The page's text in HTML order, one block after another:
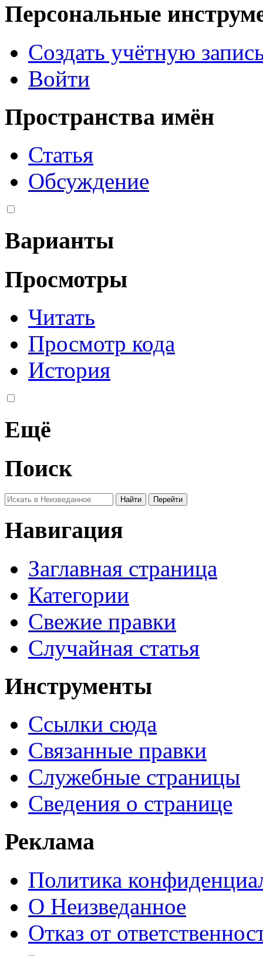
Персональные
Создать учётную
Войти
Пространства имён
Статья
Обсуждение
Варианты
Просмотры
Читать
Просмотр кода
История
Ещё
Поиск
Навигация
Заглавная страница
Категории
Свежие правки
Случайная статья
Инструменты
Ссылки сюда
Связанные правки
Служебные страницы
Сведения о странице
Реклама
Политика
О Неизведанное
Отказ от